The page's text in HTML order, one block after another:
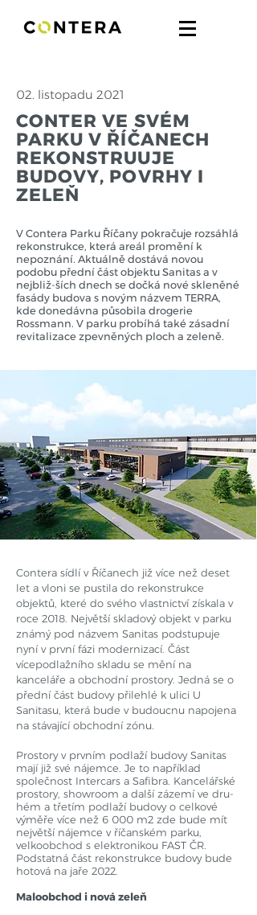
02. listopadu 2021
CONTER VE SVÉM
PARKU V ŘÍČANECH
REKONSTRUUJE
BUDOVY, POVRHY I
ZELEŇ
V Contera Parku Říčany pokračuje rozsáhlá
rekonstrukce, která areál promění k
nepoznání. Aktuálně dostává novou
podobu přední část objektu Sanitas a v
nejbliž-ších dnech se dočká nové skleněné
fasády budova s novým názvem TERRA,
kde donedávna působila drogerie
Rossmann. V parku probíhá také zásadní
revitalizace zpevněných ploch a zeleně.
Contera sídlí v Říčanech již více než deset
let a vloni se pustila do rekonstrukce
objektů, které do svého vlastnictví získala v
roce 2018. Největší skladový objekt v parku
známý pod názvem Sanitas podstupuje
nyní v první fázi modernizací. Část
vícepodlažního skladu se mění na
kanceláře a obchodní prostory. Jedná se o
přední část budovy přilehlé k ulici U
Sanitasu, která bude v budoucnu napojena
na stávající obchodní zónu.
Prostory v prvním podlaží budovy Sanitas
mají již své nájemce. Je to například
společnost Intercars a Safibra. Kancelářské
prostory, showroom a další zázemí ve dru-
hém a třetím podlaží budovy o celkové
výměře více než 6 000 m2 zde bude mít
největší nájemce v říčanském parku,
velkoobchod s elektronikou FAST ČR.
Podstatná část rekonstrukce budovy bude
hotová na jaře 2022.
Maloobchod i nová zeleň